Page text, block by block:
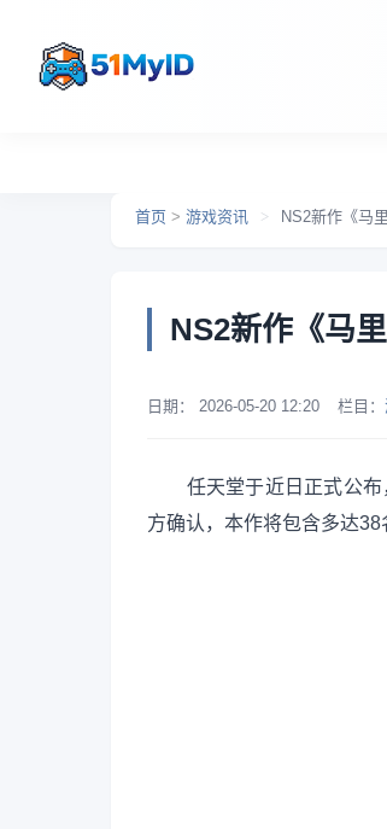
首页 > 游戏资讯 > NS2新作《马
NS2新作《马
日期： 2026-05-20 12:20 栏目：
任天堂于近日正式公布
方确认，本作将包含多达